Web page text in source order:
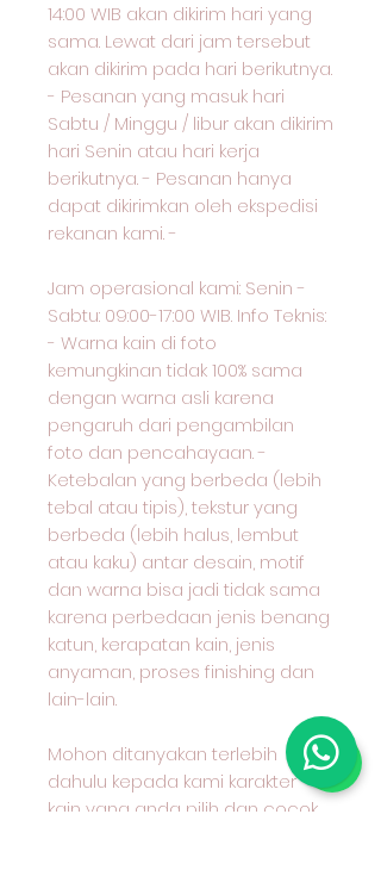
14:00 WIB akan dikirim hari yang
sama. Lewat dari jam tersebut
akan dikirim pada hari berikutnya.
- Pesanan yang masuk hari
Sabtu / Minggu / libur akan dikirim
hari Senin atau hari kerja
berikutnya. - Pesanan hanya
dapat dikirimkan oleh ekspedisi
rekanan kami. -
Jam operasional kami: Senin -
Sabtu: 09:00-17:00 WIB. Info Teknis:
- Warna kain di foto
kemungkinan tidak 100% sama
dengan warna asli karena
pengaruh dari pengambilan
foto dan pencahayaan. -
Ketebalan yang berbeda (lebih
tebal atau tipis), tekstur yang
berbeda (lebih halus, lembut
atau kaku) antar desain, motif
dan warna bisa jadi tidak sama
karena perbedaan jenis benang
katun, kerapatan kain, jenis
anyaman, proses finishing dan
lain-lain.
Mohon ditanyakan terlebih
dahulu kepada kami karakter
kain yang anda pilih dan cocok